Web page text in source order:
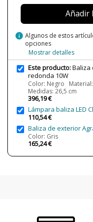
Temperatura de Color
Vida Útil Aproximada LED
CRI (LED)
Bombilla Incluida?
Protección IP
Certificados
Uso
Año Lanzamiento
Tipo de Lámpara
Añadir
info Algunos de estos
opciones
Mostrar detalles
Este producto:Baliza
redonda 10W
Color: Negro Material:
Medidas: 26,5 cm
396,19 €
Lámpara baliza LED
110,54 €
Baliza de exterior
Color: Gris
165,24 €